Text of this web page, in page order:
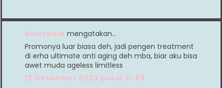
Novitania mengatakan…
Promonya luar biasa deh, jadi pengen treatment
di erha ultimate anti aging deh mba, biar aku bisa
awet muda ageless limitless
12 Desember 2023 pukul 21.59